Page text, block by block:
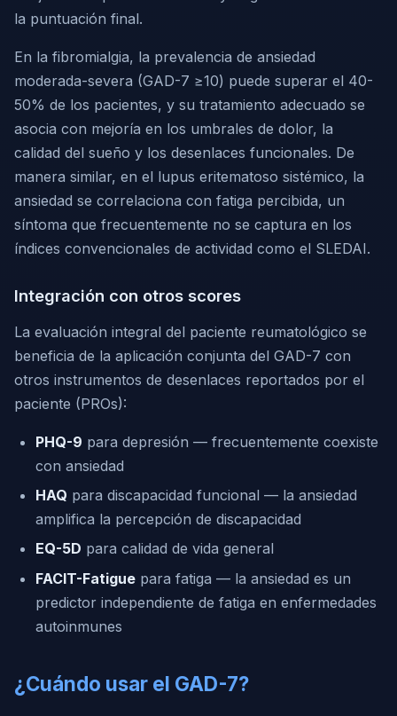
la puntuación final.
En la fibromialgia, la prevalencia de ansiedad
moderada-severa (GAD-7 ≥10) puede superar el 40-
50% de los pacientes, y su tratamiento adecuado se
asocia con mejoría en los umbrales de dolor, la
calidad del sueño y los desenlaces funcionales. De
manera similar, en el lupus eritematoso sistémico, la
ansiedad se correlaciona con fatiga percibida, un
síntoma que frecuentemente no se captura en los
índices convencionales de actividad como el SLEDAI.
Integración con otros scores
La evaluación integral del paciente reumatológico se
beneficia de la aplicación conjunta del GAD-7 con
otros instrumentos de desenlaces reportados por el
paciente (PROs):
PHQ-9 para depresión — frecuentemente coexiste
con ansiedad
HAQ para discapacidad funcional — la ansiedad
amplifica la percepción de discapacidad
EQ-5D para calidad de vida general
FACIT-Fatigue para fatiga — la ansiedad es un
predictor independiente de fatiga en enfermedades
autoinmunes
¿Cuándo usar el GAD-7?